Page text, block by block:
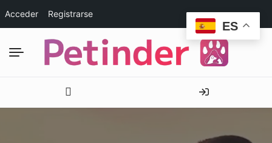
Acceder Registrarse
ES